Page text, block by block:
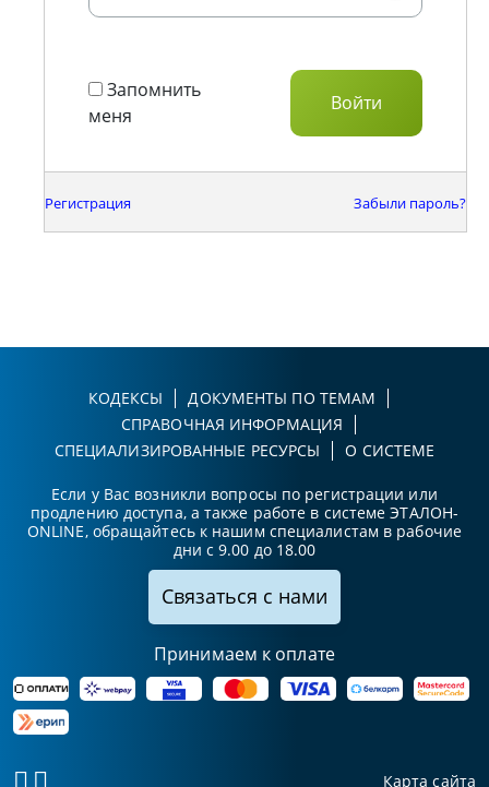
Запомнить
меня
Регистрация Забыли пароль?
КОДЕКСЫ
ДОКУМЕНТЫ ПО ТЕМАМ
СПРАВОЧНАЯ ИНФОРМАЦИЯ
СПЕЦИАЛИЗИРОВАННЫЕ РЕСУРСЫ
О СИСТЕМЕ
Если у Вас возникли вопросы по регистрации или
продлению доступа, а также работе в системе ЭТАЛОН-
ONLINE, обращайтесь к нашим специалистам в рабочие
дни с 9.00 до 18.00
Связаться с нами
Принимаем к оплате
Карта сайта